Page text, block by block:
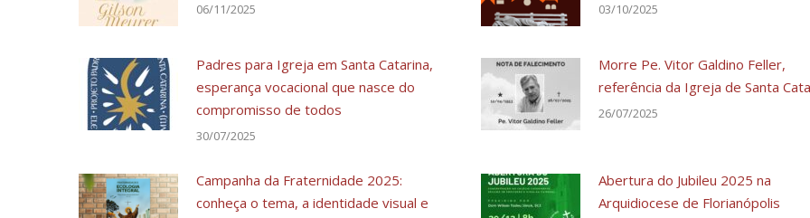
06/11/2025 03/10/2025
Padres para Igreja em Santa Catarina,
esperança vocacional que nasce do
compromisso de todos
30/07/2025
Morre Pe. Vitor Galdino Feller,
referência da Igreja de Santa
26/07/2025
Campanha da Fraternidade 2025:
conheça o tema, a identidade visual e
Abertura do Jubileu 2025 na
Arquidiocese de Florianópolis